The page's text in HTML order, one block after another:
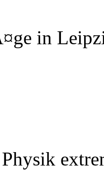
in